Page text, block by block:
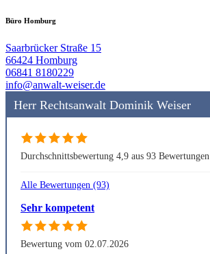
Büro Homburg
Saarbrücker Straße 15
66424 Homburg
06841 8180229
info@anwalt-weiser.de
Herr Rechtsanwalt Dominik Weiser
Durchschnittsbewertung 4,9 aus 93 Bewertungen
Alle Bewertungen (93)
Sehr kompetent
Bewertung vom 02.07.2026